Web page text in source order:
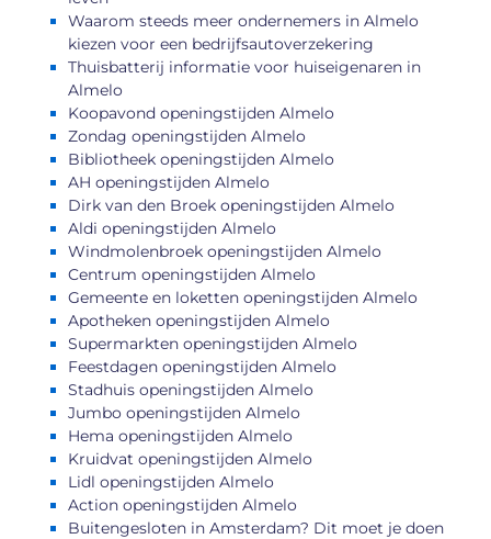
Waarom steeds meer ondernemers in Almelo
kiezen voor een bedrijfsautoverzekering
Thuisbatterij informatie voor huiseigenaren in
Almelo
Koopavond openingstijden Almelo
Zondag openingstijden Almelo
Bibliotheek openingstijden Almelo
AH openingstijden Almelo
Dirk van den Broek openingstijden Almelo
Aldi openingstijden Almelo
Windmolenbroek openingstijden Almelo
Centrum openingstijden Almelo
Gemeente en loketten openingstijden Almelo
Apotheken openingstijden Almelo
Supermarkten openingstijden Almelo
Feestdagen openingstijden Almelo
Stadhuis openingstijden Almelo
Jumbo openingstijden Almelo
Hema openingstijden Almelo
Kruidvat openingstijden Almelo
Lidl openingstijden Almelo
Action openingstijden Almelo
Buitengesloten in Amsterdam? Dit moet je doen